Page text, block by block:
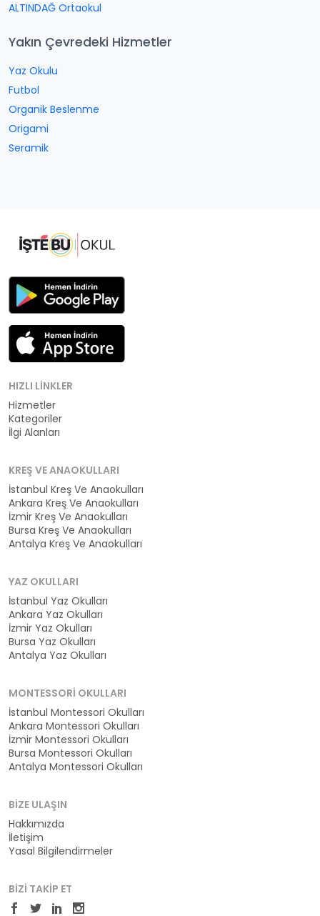
ALTINDAĞ Ortaokul
Yakın Çevredeki Hizmetler
Yaz Okulu
Futbol
Organik Beslenme
Origami
Seramik
HIZLI LINKLER
Hizmetler
Kategoriler
İlgi Alanları
KREŞ VE ANAOKULLARI
İstanbul Kreş Ve Anaokulları
Ankara Kreş Ve Anaokulları
İzmir Kreş Ve Anaokulları
Bursa Kreş Ve Anaokulları
Antalya Kreş Ve Anaokulları
YAZ OKULLARI
İstanbul Yaz Okulları
Ankara Yaz Okulları
İzmir Yaz Okulları
Bursa Yaz Okulları
Antalya Yaz Okulları
MONTESSORI OKULLARI
İstanbul Montessori Okulları
Ankara Montessori Okulları
İzmir Montessori Okulları
Bursa Montessori Okulları
Antalya Montessori Okulları
BIZE ULAŞIN
Hakkımızda
İletişim
Yasal Bilgilendirmeler
BIZI TAKIP ET